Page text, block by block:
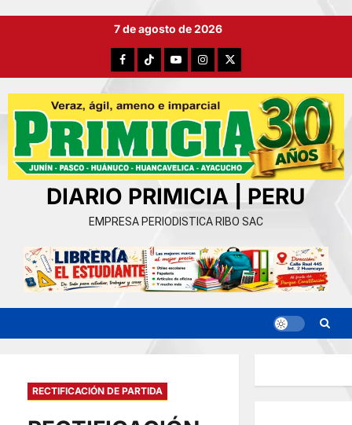
7 de agosto de 2026
FacebookTikTokYouTubeInstagram
X
DIARIO PRIMICIA | PERU
EMPRESA PERIODISTICA RIBO SAC
RECTIFICACIÓN DE PARTIDA